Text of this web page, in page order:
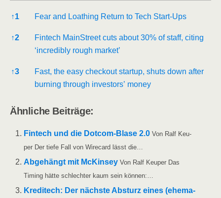
Refe­ren­ces
↑1 Fear and Loathing Return to Tech Start-Ups
↑2
Fin­tech Main­Street cuts about 30% of staff, citing
‘incre­di­bly rough market’
↑3
Fast, the easy check­out start­up, shuts down after
bur­ning through inves­tors’ money
Ähn­li­che Beiträge:
Fin­tech und die Dot­­com-Bla­­se 2.0 Von Ralf Keu­
per Der tie­fe Fall von Wire­card lässt die…
Abge­hängt mit McK­in­sey Von Ralf Keu­per Das
Timing hät­te schlech­ter kaum sein können:…
Kre­di­te­ch: Der nächs­te Absturz eines (ehe­ma­